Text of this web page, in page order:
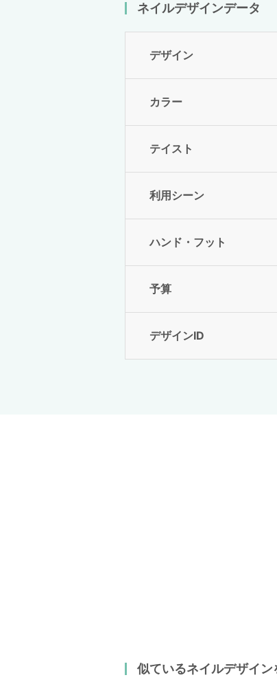
ネイルデザインデータ
デザイン
カラー
テイスト
利用シーン
ハンド・フット
予算
デザインID
似ているネイルデザイン